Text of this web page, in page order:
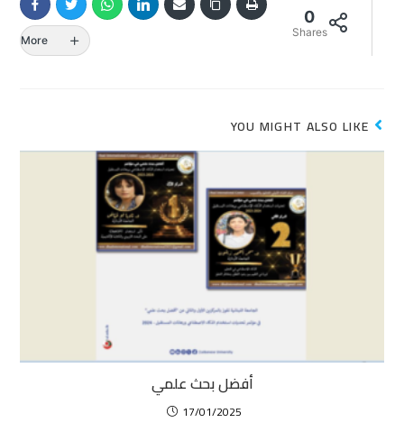
0
Shares
More
YOU MIGHT ALSO LIKE
أفضل بحث علمي
17/01/2025